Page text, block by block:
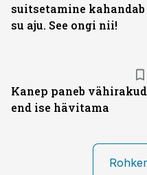
suitsetamine kahandab
su aju. See ongi nii!
Kanep paneb vähirakud
end ise hävitama